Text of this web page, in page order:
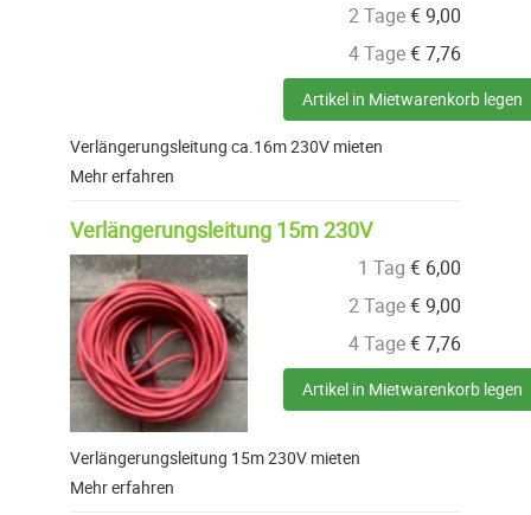
2 Tage€9,00
4 Tage€7,76
Artikel in Mietwarenkorb legen
Verlängerungsleitung ca.16m 230V mieten
Mehr erfahren
Verlängerungsleitung 15m 230V
1 Tag € 6,00
2 Tage€9,00
4 Tage€7,76
Artikel in Mietwarenkorb legen
Verlängerungsleitung 15m 230V mieten
Mehr erfahren